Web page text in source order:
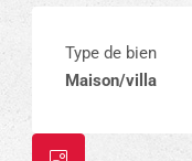
Type de bien
Maison/villa